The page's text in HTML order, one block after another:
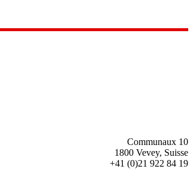
Communaux 10
1800 Vevey, Suisse
+41 (0)21 922 84 19